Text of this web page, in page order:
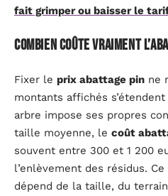
fait grimper ou baisser le
Combien coûte vraiment
Fixer le prix abattage pin ne
montants affichés
arbre impose ses propres
taille moyenne, le coût
souvent entre 300 et 1 200
l’enlèvement des résidus. Ce
dépend de la taille, du